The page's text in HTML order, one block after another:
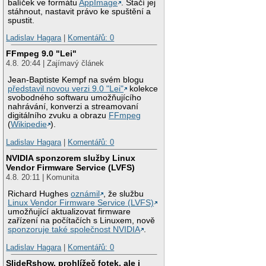
balíček ve formátuAppImage
. Stačí jej
stáhnout, nastavit právo ke spuštění a
spustit.
Ladislav Hagara| Komentářů: 0
FFmpeg 9.0 "Lei"
4.8. 20:44 | Zajímavý článek
Jean-Baptiste Kempf na svém blogu
představil novou verzi 9.0 "Lei"
kolekce
svobodného softwaru umožňujícího
nahrávání, konverzi a streamovaní
digitálního zvuku a obrazu FFmpeg
(Wikipedie ).
Ladislav Hagara| Komentářů: 0
NVIDIA sponzorem služby Linux
Vendor Firmware Service (LVFS)
4.8. 20:11 | Komunita
Richard Hughesoznámil
, že službu
Linux Vendor Firmware Service (LVFS)
umožňující aktualizovat firmware
zařízení na počítačích s Linuxem, nově
sponzoruje také společnost NVIDIA .
Ladislav Hagara| Komentářů: 0
SlideRshow, prohlížeč fotek, ale i